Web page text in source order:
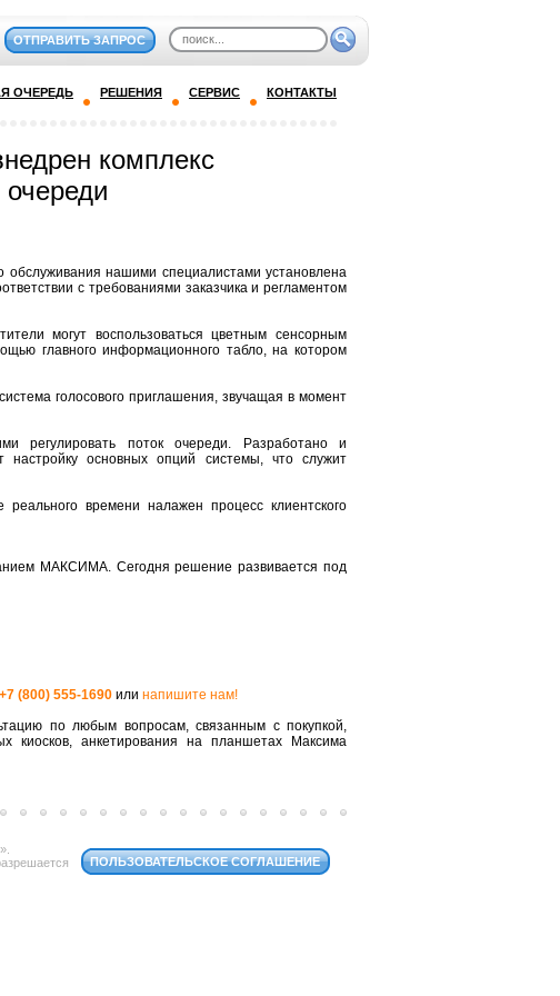
ОТПРАВИТЬ ЗАПРОС
ОЧЕРЕДЬ РЕШЕНИЯ СЕРВИС КОНТАКТЫ
комплекс
обслуживания нашими специалистами установлена
с требованиями заказчика и регламентом
могут воспользоваться цветным сенсорным
главного информационного табло, на котором
голосового приглашения, звучащая в момент
регулировать поток очереди. Разработано и
настройку основных опций системы, что служит
времени налажен процесс клиентского
МАКСИМА. Сегодня решение развивается под
+7 (800) 555-1690 или напишите нам!
по любым вопросам, связанным с покупкой,
киосков, анкетирования на планшетах Максима
ПОЛЬЗОВАТЕЛЬСКОЕ СОГЛАШЕНИЕ